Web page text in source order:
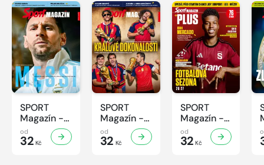
SPORT
Magazín -
32/2026
od
32 Kč
SPORT
Magazín -
31/2026
od
32 Kč
SPORT
Magazín -
30/2026
od
32 Kč